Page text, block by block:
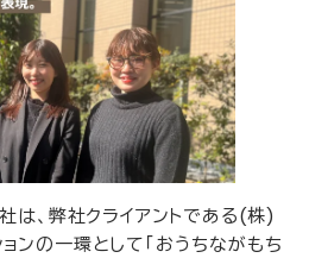
、弊社クライアントである(株)
ンの一環として「おうちながもち